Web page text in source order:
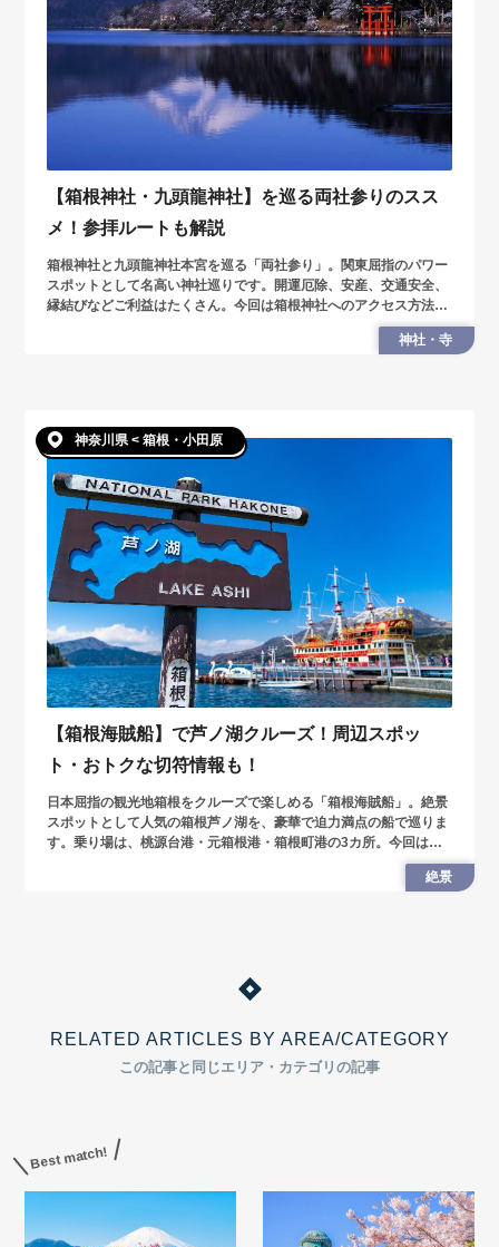
【箱根神社・九頭龍神社】を巡る両社参りのスス
メ！参拝ルートも解説
箱根神社と九頭龍神社本宮を巡る「両社参り」。関東屈指のパワー
スポットとして名高い神社巡りです。開運厄除、安産、交通安全、
縁結びなどご利益はたくさん。今回は箱根神社へのアクセス方法や
神社・寺
神奈川県 < 箱根・小田原
【箱根海賊船】で芦ノ湖クルーズ！周辺スポッ
ト・おトクな切符情報も！
日本屈指の観光地箱根をクルーズで楽しめる「箱根海賊船」。絶景
スポットとして人気の箱根芦ノ湖を、豪華で迫力満点の船で巡りま
す。乗り場は、桃源台港・元箱根港・箱根町港の3カ所。今回は、
箱根海賊船で行く箱根旅、乗り場周辺スポットや切符情報を紹介し
絶景
RELATED ARTICLES BY AREA/CATEGORY
この記事と同じエリア・カテゴリの記事
Best match!